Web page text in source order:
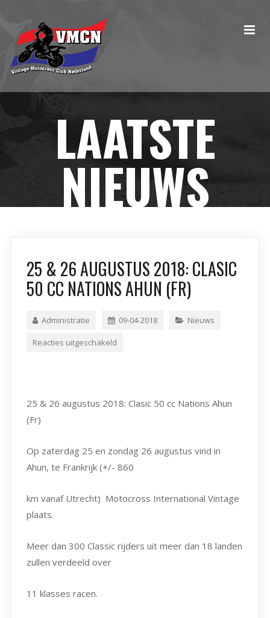
LAATSTE
NIEUWS
25 & 26 AUGUSTUS 2018: CLASIC
50 CC NATIONS AHUN (FR)
Administratie 09-04-2018 Nieuws
Reacties uitgeschakeld
25 & 26 augustus 2018: Clasic 50 cc Nations Ahun
(Fr)
Op zaterdag 25 en zondag 26 augustus vind in
Ahun, te Frankrijk (+/- 860
km vanaf Utrecht) Motocross International Vintage
plaats.
Meer dan 300 Classic rijders uit meer dan 18 landen
zullen verdeeld over
11 klasses racen.